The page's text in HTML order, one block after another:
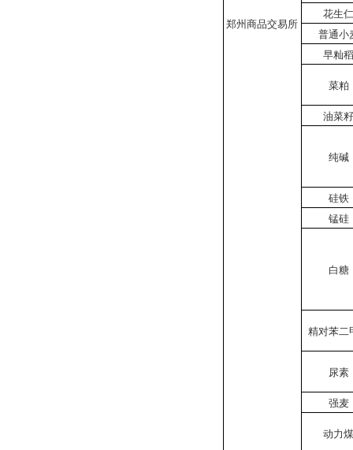
郑州商品交易所
花生
普通小
早籼
菜粕
油菜
纯碱
硅铁
锰硅
白糖
精对苯二
尿素
强麦
动力